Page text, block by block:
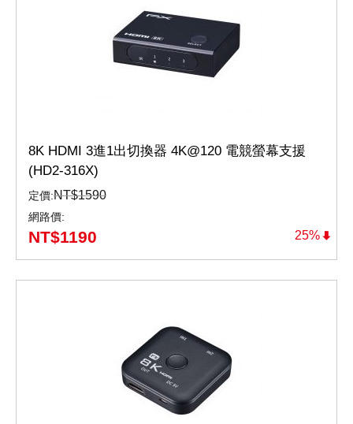
25%
8K HDMI 3進1出切換器 4K@120 電競螢幕支援
(HD2-316X)
定價:NT$1590
網路價:
NT$1190